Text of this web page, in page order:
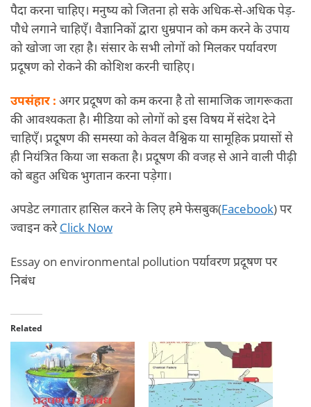
पैदा करना चाहिए। मनुष्य को जितना हो सके अधिक-से-अधिक पेड़-
पौधे लगाने चाहिएँ। वैज्ञानिकों द्वारा धुम्रपान को कम करने के उपाय
को खोजा जा रहा है। संसार के सभी लोगों को मिलकर पर्यावरण
प्रदूषण को रोकने की कोशिश करनी चाहिए।
उपसंहार : अगर प्रदूषण को कम करना है तो सामाजिक जागरूकता
की आवश्यकता है। मीडिया को लोगों को इस विषय में संदेश देने
चाहिएँ। प्रदूषण की समस्या को केवल वैश्विक या सामूहिक प्रयासों से
ही नियंत्रित किया जा सकता है। प्रदूषण की वजह से आने वाली पीढ़ी
को बहुत अधिक भुगतान करना पड़ेगा।
अपडेट लगातार हासिल करने के लिए हमे फेसबुक(Facebook) पर
ज्वाइन करेClick Now
Essay on environmental pollution पर्यावरण प्रदूषण पर
निबंध
Related